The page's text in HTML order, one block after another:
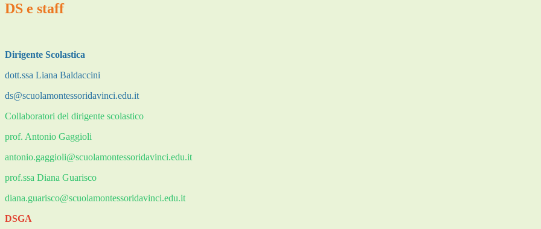
DS e staff
Dirigente Scolastica
dott.ssa Liana Baldaccini
ds@scuolamontessoridavinci.edu.it
Collaboratori del dirigente scolastico
prof. Antonio Gaggioli
antonio.gaggioli@scuolamontessoridavinci.edu.it
prof.ssa Diana Guarisco
diana.guarisco@scuolamontessoridavinci.edu.it
DSGA